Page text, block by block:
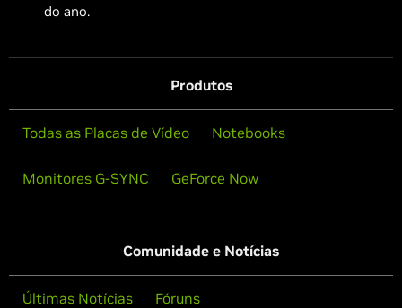
do ano.
Produtos
Todas as Placas de Vídeo Notebooks
Monitores G-SYNC GeForce Now
Comunidade e Notícias
Últimas Notícias Fóruns